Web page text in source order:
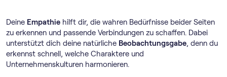
Deine Empathie hilft dir, die wahren Bedürfnisse beider Seiten
zu erkennen und passende Verbindungen zu schaffen. Dabei
unterstützt dich deine natürliche Beobachtungsgabe, denn du
erkennst schnell, welche Charaktere und
Unternehmenskulturen harmonieren.